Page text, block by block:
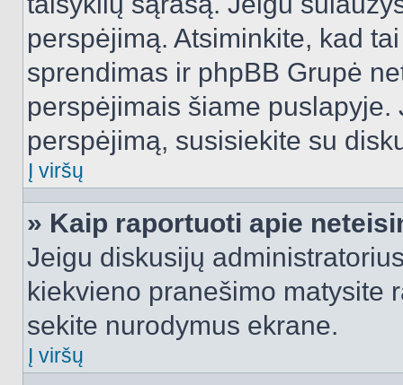
perspėjimą. Atsiminkite, kad
sprendimas ir phpBB Grupė
perspėjimais šiame
perspėjimą, susisiekite su
Į viršų
» Kaip raportuoti apie
Jeigu diskusijų
kiekvieno pranešimo matysite
sekite nurodymus ekrane.
Į viršų